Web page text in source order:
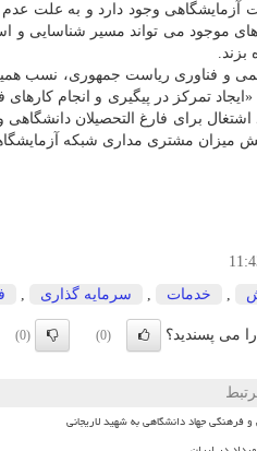
آزمایشگاهی وجود دارد و به علت
های موجود می تواند مسیر شناسایی و
بزند.
و فناوری ریاست جمهوری، نسب
تمرکز در پیگیری و انجام
اشتغال برای فارغ التحصیلان
میزان مشتری مداری شبکه
خدمات سرمایه گذاری
می پسندید؟ (0)
(0)
فرهنگی جهاد دانشگاهی به شهید لاریجانی